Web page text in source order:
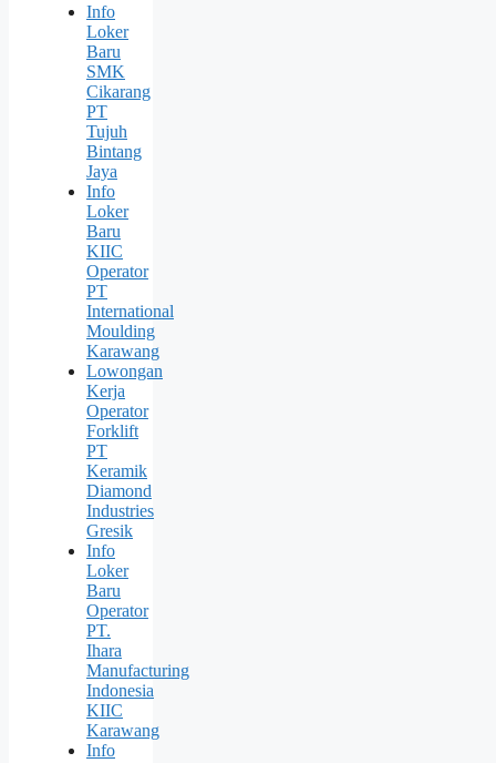
Info
Loker
Baru
SMK
Cikarang
PT
Tujuh
Bintang
Jaya
Info
Loker
Baru
KIIC
Operator
PT
International
Moulding
Karawang
Lowongan
Kerja
Operator
Forklift
PT
Keramik
Diamond
Industries
Gresik
Info
Loker
Baru
Operator
PT.
Ihara
Manufacturing
Indonesia
KIIC
Karawang
Info